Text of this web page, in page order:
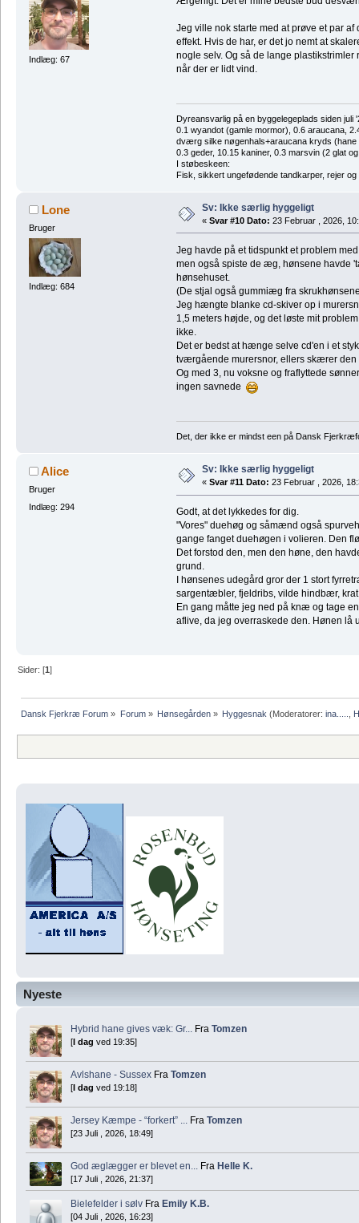
Nyeste
Hybrid hane gives væk: Gr... Fra Tomzen
[ I dag ved 19:35]
Avlshane - Sussex Fra Tomzen
[ I dag ved 19:18]
Jersey Kæmpe - “forkert” ... Fra Tomzen
[23 Juli , 2026, 18:49]
God æglægger er blevet en... Fra Helle K.
[17 Juli , 2026, 21:37]
Bielefelder i sølv Fra Emily K.B.
[04 Juli , 2026, 16:23]
Indlæg: 67
Jeg ville nok starte med at prøve et par
effekt. Hvis de har, er det jo nemt at
nogle selv. Og så de lange
når der er lidt vind.
Dyreansvarlig på en byggelegeplads siden juli
0.1 wyandot (gamle mormor), 0.6 araucana,
dværg silke nøgenhals+araucana kryds
0.3 geder, 10.15 kaniner, 0.3 marsvin (2 glat
I støbeskeen:
Fisk, sikkert ungefødende tandkarper, rejer
Lone
Bruger
Indlæg: 684
Sv: Ikke særlig hyggeligt
« Svar #10 Dato: 23 Februar , 2026,
Jeg havde på et tidspunkt et problem
men også spiste de æg, hønsene havde
hønsehuset.
(De stjal også gummiæg fra
Jeg hængte blanke cd-skiver op i
1,5 meters højde, og det løste mit
ikke.
Det er bedst at hænge selve cd'en i et
tværgående murersnor, ellers skærer
Og med 3, nu voksne og fraflyttede
ingen savnede
Det, der ikke er mindst een på Dansk
Alice
Bruger
Indlæg: 294
Sv: Ikke særlig hyggeligt
« Svar #11 Dato: 23 Februar , 2026,
Godt, at det lykkedes for dig.
"Vores" duehøg og såmænd også
gange fanget duehøgen i volieren. Den
Det forstod den, men den høne, den
grund.
I hønsenes udegård gror der 1 stort
sargentæbler, fjeldribs, vilde hindbær,
En gang måtte jeg ned på knæ og tage
aflive, da jeg overraskede den. Hønen lå
Sider: [1]
Dansk Fjerkræ Forum » Forum» Hønsegården» Hyggesnak (Moderatorer:ina.....